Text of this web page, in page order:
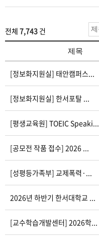
전체 7,743 건
제목
[정보화지원실] 태안캠퍼스...
[정보화지원실] 한서포탈 ...
[평생교육원] TOEIC Speaki...
[공모전 작품 접수] 2026 ...
[성평등가족부] 교제폭력·...
2026년 하반기 한서대학교 ...
[교수학습개발센터] 2026학...